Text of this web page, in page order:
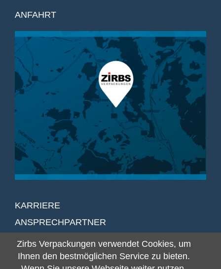
ANFAHRT
KARRIERE
ANSPRECHPARTNER
DOWNLOADS
IMPRESSUM
Zirbs Verpackungen verwendet Cookies, um
Ihnen den bestmöglichen Service zu bieten.